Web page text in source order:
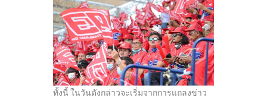
ทั้งนี้ ในวันดังกล่าวจะเริ่มจากการแถลงข่าว